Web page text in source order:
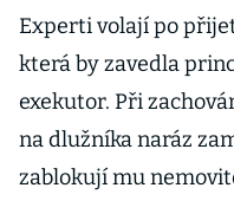
Experti volají po
která by zavedla
exekutor. Při
na dlužníka naráz
zablokují mu